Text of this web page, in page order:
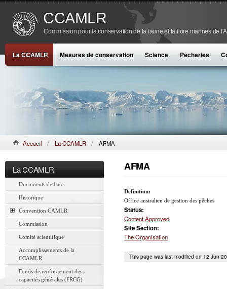
CCAMLR
Commission pour la conservation de la faune et la flore marines de
La CCAMLR Mesures de conservation Science Pêcheries
Accueil La CCAMLR AFMA
La CCAMLR
Documents de base
Historique
Convention CAMLR
Commission
Comité scientifique
Accomplissements de la
CCAMLR
Fonds de renforcement des
capacités générales (FRCG)
AFMA
Definition:
Office australien de gestion des pêches
Status:
Content Approved
Site Section:
The Organisation
This page was last modified on 12 Jun